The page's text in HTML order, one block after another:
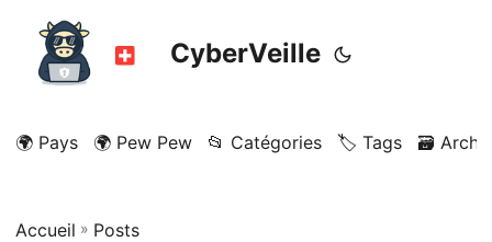
CyberVeille
🌍 Pays 🌍 Pew Pew 📂 Catégories 🏷️ Tags 🗃️
Accueil » Posts